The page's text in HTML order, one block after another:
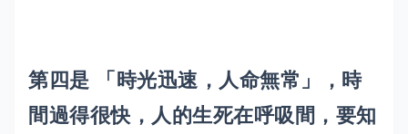
第四是 「時光迅速，人命無常」，時
間過得很快，人的生死在呼吸間，要知